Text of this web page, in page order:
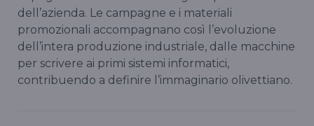
dell’azienda. Le campagne e i materiali
promozionali accompagnano così l’evoluzione
dell’intera produzione industriale, dalle macchine
per scrivere ai primi sistemi informatici,
contribuendo a definire l’immaginario olivettiano.